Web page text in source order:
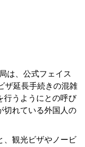
は、公式フェイス
ザ延長手続きの混雑
行うようにとの呼び
切れている外国人の
、観光ビザやノービ